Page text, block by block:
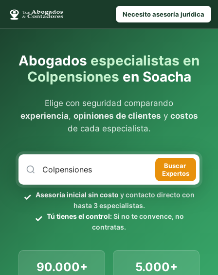
Necesito asesoría jurídica
Abogados especialistas en
Colpensiones en Soacha
Elige con seguridad comparando
experiencia, opiniones de clientes y costos
de cada especialista.
Buscar
Expertos
Asesoría inicial sin costo y contacto directo con
hasta 3 especialistas.
Tú tienes el control:Si no te convence, no
contratas.
90.000+ 5.000+